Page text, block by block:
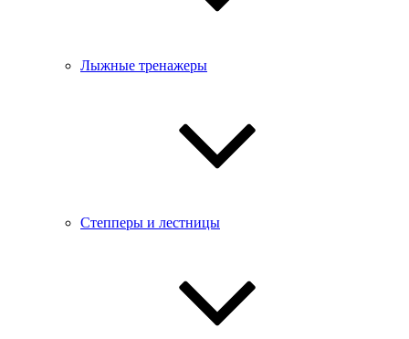
Лыжные тренажеры
Степперы и лестницы